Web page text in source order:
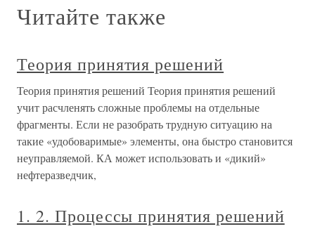
Читайте также
Теория принятия решений
Теория принятия решений Теория принятия решений
учит расчленять сложные проблемы на отдельные
фрагменты. Если не разобрать трудную ситуацию на
такие «удобоваримые» элементы, она быстро становится
неуправляемой. КА может использовать и «дикий»
нефтеразведчик,
1. 2. Процессы принятия решений